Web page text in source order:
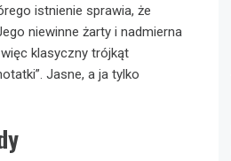
istnienie sprawia, że
niewinne żarty i nadmierna
klasyczny trójkąt
Jasne, a ja tylko